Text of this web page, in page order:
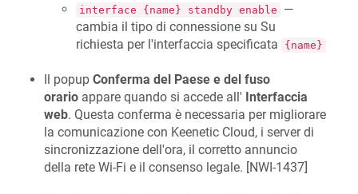
interface {name} standby enable
—
cambia il tipo di connessione su Su
richiesta per l'interfaccia specificata
{name}
Il popup Conferma del Paese e del fuso
orario appare quando si accede all' Interfaccia
web. Questa conferma è necessaria per migliorare
la comunicazione con Keenetic Cloud, i server di
sincronizzazione dell'ora, il corretto annuncio
della rete Wi-Fi e il consenso legale. [NWI-1437]